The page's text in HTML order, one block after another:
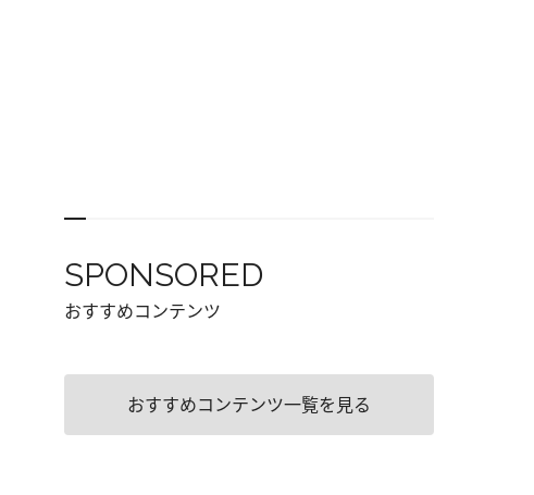
SPONSORED
おすすめコンテンツ
おすすめコンテンツ一覧を見る